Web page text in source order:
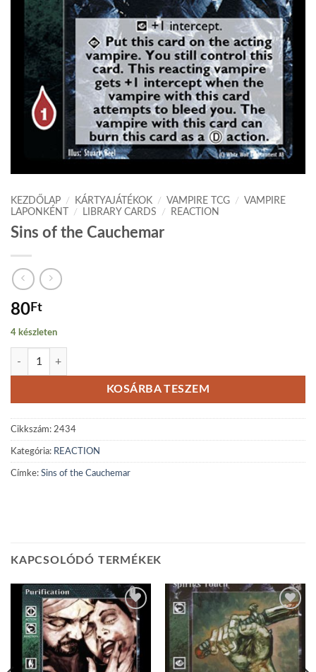
KEZDŐLAP / KÁRTYAJÁTÉKOK / VAMPIRE TCG /
VAMPIRE
LAPONKÉNT
/ LIBRARY CARDS / REACTION
Sins of the Cauchemar
80Ft
4 készleten
Sins of the Cauchemar mennyiség
KOSÁRBA TESZEM
Cikkszám: 2434
Kategória: REACTION
Címke: Sins of the Cauchemar
KAPCSOLÓDÓ TERMÉKEK
Add to
wishlist
Add to
wishlist